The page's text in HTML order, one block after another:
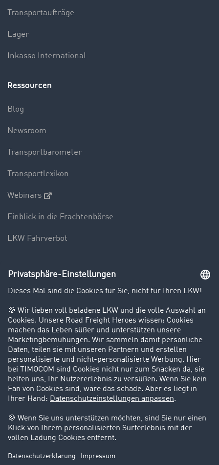
Transportaufträge
Lager
Inkasso International
Ressourcen
Blog
Newsroom
Transportbarometer
Transportlexikon
Webinars
Einblick in die Frachtenbörse
LKW Fahrverbot
Unternehmen
Kunden werben Kunden
Success Stories
Karriere
Support
Kontakt
Rechtliches
Impressum
AGB